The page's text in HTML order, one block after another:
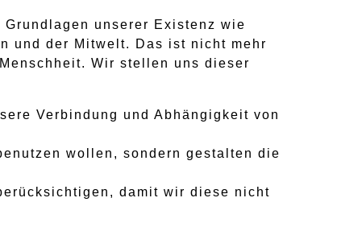
unserer Existenz wie
und der Mitwelt. Das ist nicht mehr
Wir stellen uns dieser
Verbindung und Abhängigkeit von
wollen, sondern gestalten die
damit wir diese nicht